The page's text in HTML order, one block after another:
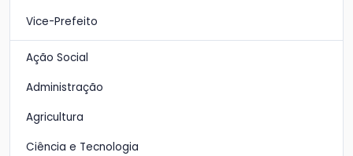
Vice-Prefeito
Ação Social
Administração
Agricultura
Ciência e Tecnologia